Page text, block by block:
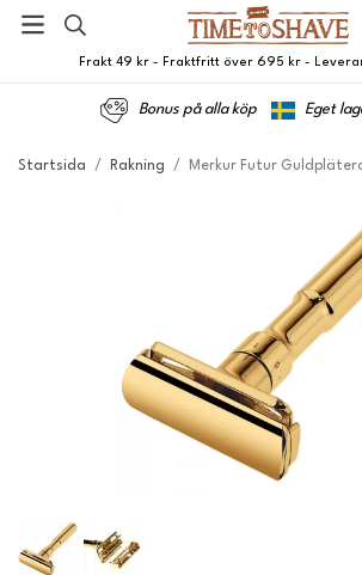
Frakt 49 kr - Fraktfritt över 695 kr -
Bonus på alla köp Eget
Startsida / Rakning / Merkur Futur